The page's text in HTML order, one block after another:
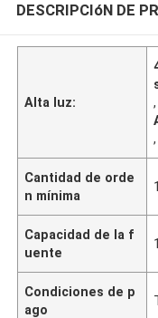
DESCRIPCIóN DE
Alta luz:
,
Cantidad de orde
n mínima
Capacidad de la f
uente
Condiciones de p
ago